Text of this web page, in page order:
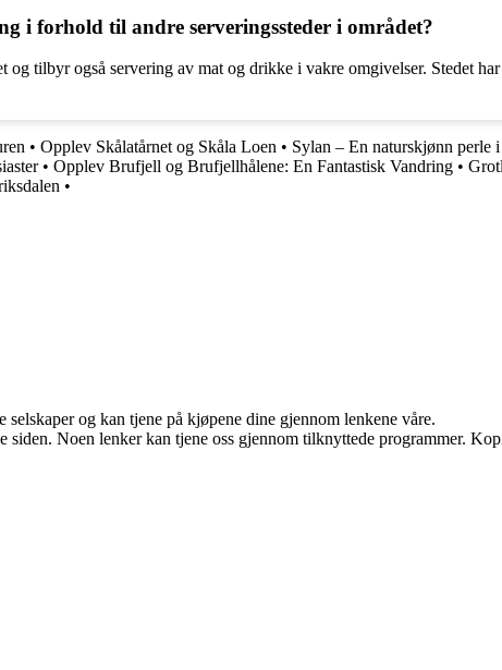
i forhold til andre serveringssteder i området?
tilbyr også servering av mat og drikke i vakre omgivelser. Stedet
• Opplev Skålatårnet og Skåla Loen • Sylan – En naturskjønn perle
• Opplev Brufjell og Brufjellhålene: En Fantastisk Vandring •
•
og kan tjene på kjøpene dine gjennom lenkene våre.
Noen lenker kan tjene oss gjennom tilknyttede programmer.